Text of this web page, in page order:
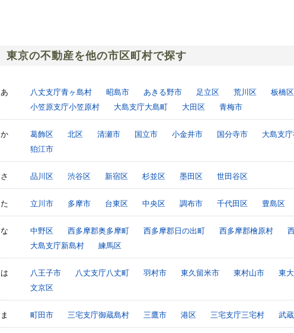
東京の不動産を他の市区町村で探す
あ 八丈支庁青ヶ島村 昭島市 あきる野市 足立区 荒川区 板橋区
小笠原支庁小笠原村
大島支庁大島町 大田区 青梅市
か 葛飾区 北区 清瀬市 国立市 小金井市 国分寺市 大島支
狛江市
さ 品川区 渋谷区 新宿区 杉並区 墨田区 世田谷区
た 立川市 多摩市 台東区 中央区 調布市 千代田区 豊島区
な 中野区 西多摩郡奥多摩町 西多摩郡日の出町 西多摩郡檜原村
大島支庁新島村
練馬区
は 八王子市 八丈支庁八丈町 羽村市 東久留米市 東村山市 東
文京区
ま 町田市 三宅支庁御蔵島村 三鷹市 港区 三宅支庁三宅村 武